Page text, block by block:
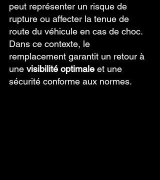
peut représenter un risque de
rupture ou affecter la tenue de
route du véhicule en cas de choc.
Dans ce contexte, le
remplacement garantit un retour à
une visibilité optimale et une
sécurité conforme aux normes.